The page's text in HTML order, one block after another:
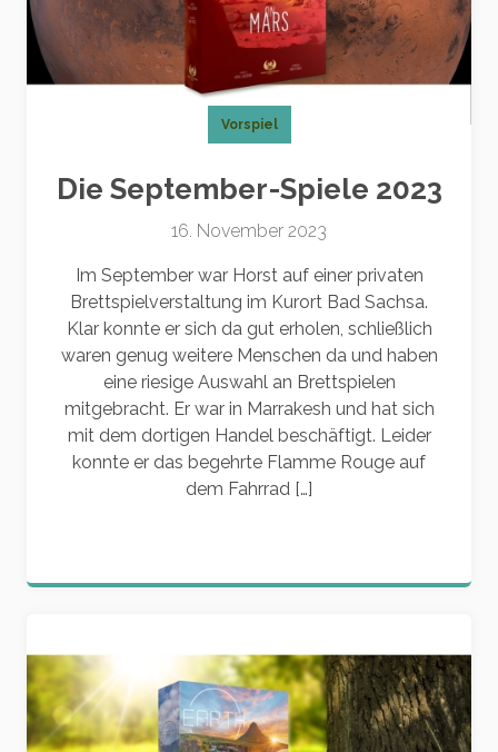
Vorspiel
Die September-Spiele 2023
16. November 2023
Im September war Horst auf einer privaten
Brettspielverstaltung im Kurort Bad Sachsa.
Klar konnte er sich da gut erholen, schließlich
waren genug weitere Menschen da und haben
eine riesige Auswahl an Brettspielen
mitgebracht. Er war in Marrakesh und hat sich
mit dem dortigen Handel beschäftigt. Leider
konnte er das begehrte Flamme Rouge auf
dem Fahrrad […]